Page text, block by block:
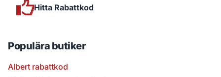
Hitta Rabattkod
Populära butiker
Albert rabattkod